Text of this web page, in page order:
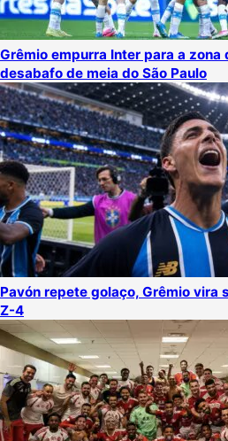
Grêmio empurra Inter para a zona
desabafo de meia do São Paulo
Pavón repete golaço, Grêmio vira
Z-4